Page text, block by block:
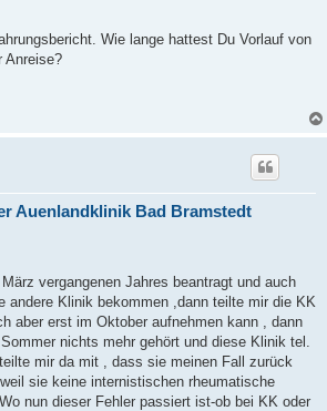
Wie lange hattest Du Vorlauf von
Anreise?
Auenlandklinik Bad Bramstedt
vergangenen Jahres beantragt und auch
andere Klinik bekommen ,dann teilte mir die KK
aber erst im Oktober aufnehmen kann , dann
nichts mehr gehört und diese Klinik tel.
mir da mit , dass sie meinen Fall zurück
sie keine internistischen rheumatische
nun dieser Fehler passiert ist-ob bei KK oder